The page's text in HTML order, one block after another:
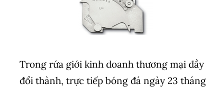
Trong rứa giới kinh doanh thương mại đầy
đổi thành, trực tiếp bóng đá ngày 23 tháng